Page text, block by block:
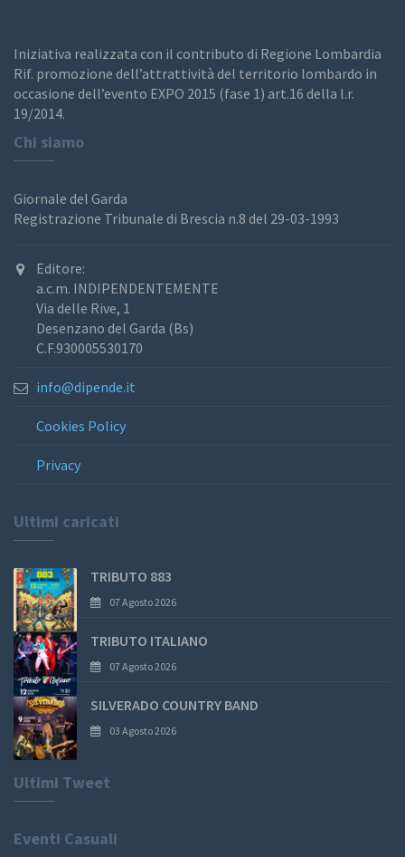
Iniziativa realizzata con il contributo di Regione Lombardia
Rif. promozione dell’attrattività del territorio lombardo in
occasione dell’evento EXPO 2015 (fase 1) art.16 della l.r.
19/2014.
Chi siamo
Giornale del Garda
Registrazione Tribunale di Brescia n.8 del 29-03-1993
Editore:
a.c.m. INDIPENDENTEMENTE
Via delle Rive, 1
Desenzano del Garda (Bs)
C.F.930005530170
info@dipende.it
Cookies Policy
Privacy
Ultimi caricati
TRIBUTO 883
07 Agosto 2026
TRIBUTO ITALIANO
07 Agosto 2026
SILVERADO COUNTRY BAND
03 Agosto 2026
Ultimi Tweet
Eventi Casuali